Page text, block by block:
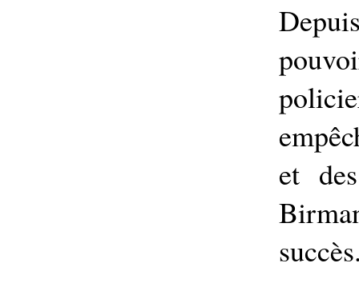
et